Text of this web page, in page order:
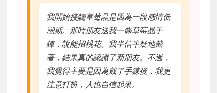
我開始接觸草莓晶是因為一段感情低
潮期。那時朋友送我一條草莓晶手
鍊，說能招桃花。我半信半疑地戴
著，結果真的認識了新朋友。不過，
我覺得主要是因為戴了手鍊後，我更
注意打扮，人也自信起來。